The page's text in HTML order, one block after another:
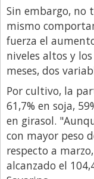
Negocios
Opinion
País
Política
Publicidad y
Real Estate y
Responsabilidad
Salidas
Sin embargo, no
mismo
fuerza el
niveles altos y
meses, dos
Por cultivo, la
61,7% en soja,
en girasol.
con mayor peso
respecto a
alcanzado el